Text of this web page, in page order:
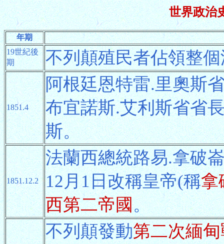
世界政治
年期
19世紀後
期
不列顛殖民者佔領整
1851.4
阿根廷恩特雷.里奧斯
布宜諾斯.艾利斯省省
斯。
1851.12.2
法蘭西總統路易.拿破
12月1日改稱皇帝(稱拿
西第二帝國。
不列顛發動第二次緬